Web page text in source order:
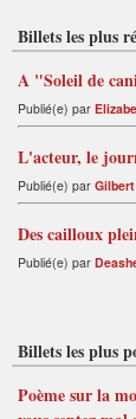
Billets les plus
A "Soleil de
Publié(e) par
L'acteur, le
Publié(e) par
Des cailloux
Publié(e) par
Billets les plus
Poème sur la